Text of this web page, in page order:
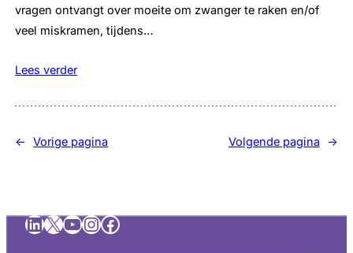
vragen ontvangt over moeite om zwanger te raken en/of
veel miskramen, tijdens…
Lees verder
← Vorige pagina Volgende pagina →
LinkedIn
X YouTube
Instagram
Facebook